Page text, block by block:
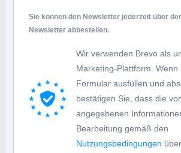
Sie können den Newsletter jederzeit über
Newsletter abbestellen.
Wir verwenden Brevo als
Marketing-Plattform. Wenn
Formular ausfüllen und
bestätigen Sie, dass die
angegebenen
Bearbeitung gemäß den
Nutzungsbedingungen